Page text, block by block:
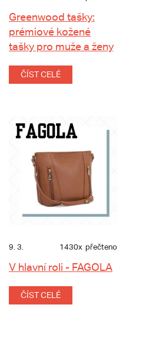
Greenwood tašky:
prémiové kožené
tašky pro muže a ženy
ČÍST CELÉ
9. 3. 1430x přečteno
V hlavní roli - FAGOLA
ČÍST CELÉ